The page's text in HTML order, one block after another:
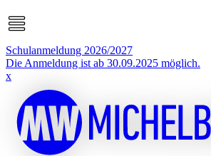
Schulanmeldung 2026/2027
Die Anmeldung ist ab 30.09.2025 möglich.
x